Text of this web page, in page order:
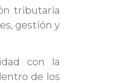
tributaria
gestión y
con la
de los